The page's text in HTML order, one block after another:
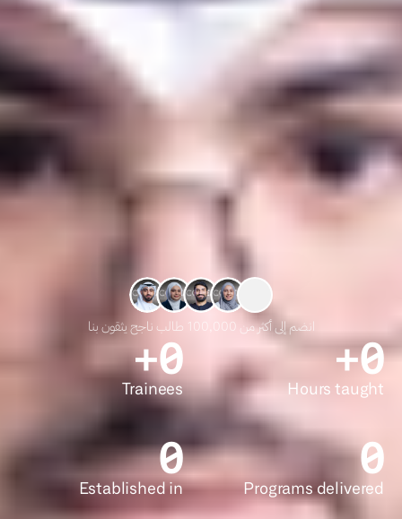
شكل غد الكويت الرقمي معنا
ابحث عن المعسكر التدريبي المناسب
انضم إلى أكثر من 100,000 طالب ناجح يثقون بنا
0
+
Hours taught
0
+
Trainees
0
Programs delivered
0
Established in